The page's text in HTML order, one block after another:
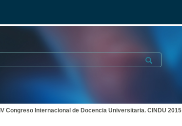
Submit
IV Congreso Internacional de Docencia Universitaria. CINDU 2015